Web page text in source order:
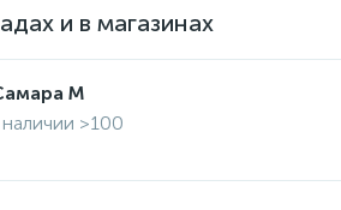
и в магазинах
M
>100